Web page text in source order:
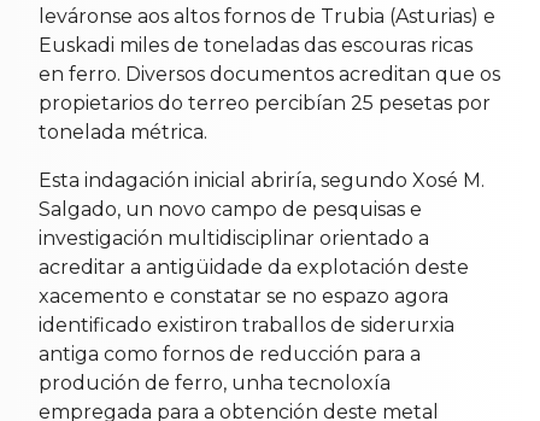
leváronse aos altos fornos de Trubia (Asturias) e
Euskadi miles de toneladas das escouras ricas
en ferro. Diversos documentos acreditan que os
propietarios do terreo percibían 25 pesetas por
tonelada métrica.
Esta indagación inicial abriría, segundo Xosé M.
Salgado, un novo campo de pesquisas e
investigación multidisciplinar orientado a
acreditar a antigüidade da explotación deste
xacemento e constatar se no espazo agora
identificado existiron traballos de siderurxia
antiga como fornos de reducción para a
produción de ferro, unha tecnoloxía
empregada para a obtención deste metal